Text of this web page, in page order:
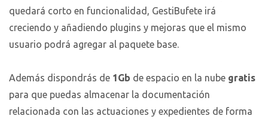
quedará corto en funcionalidad, GestiBufete irá
creciendo y añadiendo plugins y mejoras que el mismo
usuario podrá agregar al paquete base.
Además dispondrás de 1Gb de espacio en la nube gratis
para que puedas almacenar la documentación
relacionada con las actuaciones y expedientes de forma